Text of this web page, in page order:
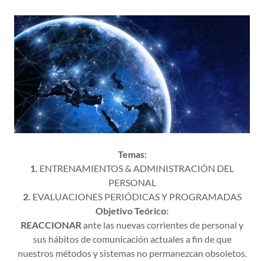
Temas:
1. ENTRENAMIENTOS & ADMINISTRACIÓN DEL
PERSONAL
2. EVALUACIONES PERIÓDICAS Y PROGRAMADAS
Objetivo Teórico:
REACCIONARante las nuevas corrientes de personal y
sus hábitos de comunicación actuales a fin de que
nuestros métodos y sistemas no permanezcan obsoletos.